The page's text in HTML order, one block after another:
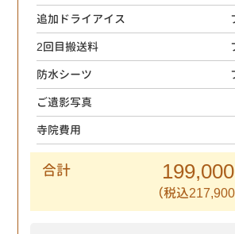
追加ドライアイス
2回目搬送料
防水シーツ
ご遺影写真
寺院費用
合計 199,000
（税込217,900